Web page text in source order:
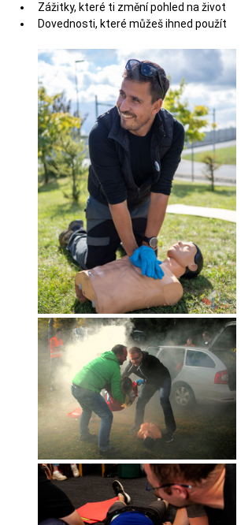
Zážitky, které ti změní pohled na život
Dovednosti, které můžeš ihned použít